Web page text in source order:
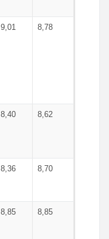
9,01 8,78
8,40 8,62
8,36 8,70
8,85 8,85